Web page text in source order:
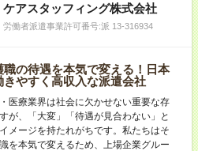
ケアスタッフィング株式会社
労働者派遣事業許可番号:派 13-316934
職の待遇を本気で変える！日本
きやすく高収入な派遣会社
医療業界は社会に欠かせない重要な存
が、「大変」「待遇が見合わない」と
メージを持たれがちです。私たちはそ
を本気で変えるため、上場企業グルー